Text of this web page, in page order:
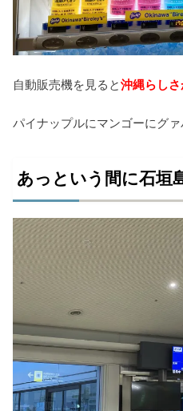
自動販売機を見ると沖縄らし
パイナップルにマンゴーにグァ
あっという間に石垣